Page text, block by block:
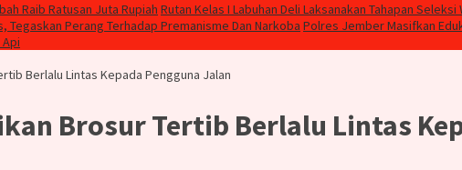
Raib Ratusan Juta Rupiah Rutan Kelas I Labuhan Deli Laksanakan Tahapan
Tegaskan Perang Terhadap Premanisme Dan Narkoba Polres Jember Masifkan
Berlalu Lintas Kepada Pengguna Jalan
Brosur Tertib Berlalu Lintas